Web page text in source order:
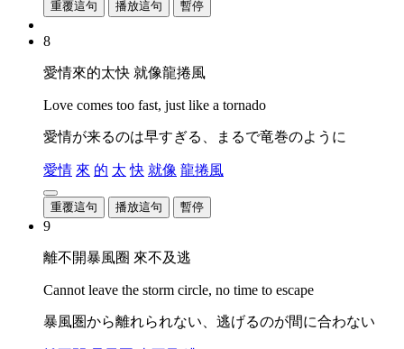
重覆這句 播放這句 暫停
8
愛情來的太快 就像龍捲風
Love comes too fast, just like a tornado
愛情が来るのは早すぎる、まるで竜巻のように
愛情 來 的 太 快 就像 龍捲風
重覆這句 播放這句 暫停
9
離不開暴風圈 來不及逃
Cannot leave the storm circle, no time to escape
暴風圏から離れられない、逃げるのが間に合わない